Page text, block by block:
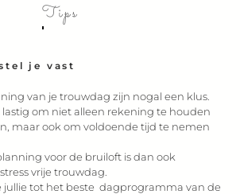
Low Budget
je vast
van je trouwdag zijn nogal een klus.
lastig om niet alleen rekening te houden
maar ook om voldoende tijd te nemen
voor de bruiloft is dan ook
vrije trouwdag.
jullie tot het beste dagprogramma van de